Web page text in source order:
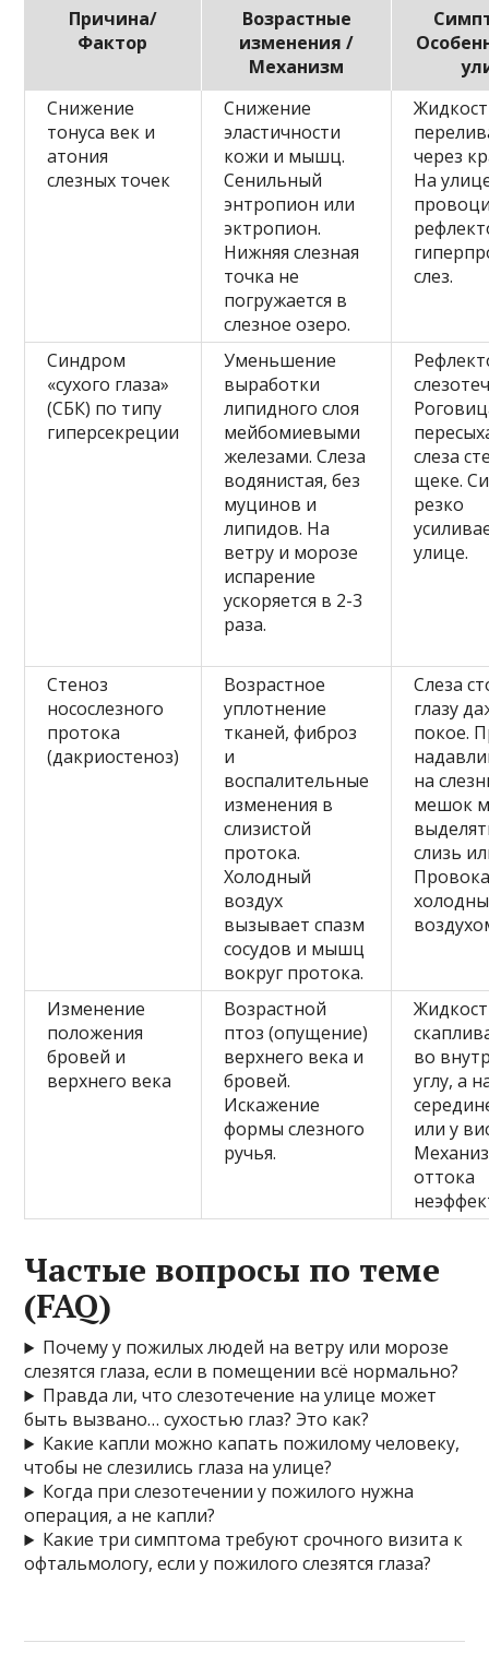
Причина/
Фактор
Возрастные
изменения /
Механизм
Снижение
тонуса век и
атония
слезных точек
Снижение
эластичности
кожи и мышц.
Сенильный
энтропион или
эктропион.
Нижняя слезная
точка не
погружается в
слезное озеро.
через
На
слез.
Синдром
«сухого глаза»
(СБК) по типу
гиперсекреции
Уменьшение
выработки
липидного слоя
мейбомиевыми
железами. Слеза
водянистая, без
муцинов и
липидов. На
ветру и морозе
испарение
ускоряется в 2-3
раза.
слеза
щеке.
резко
улице.
Стеноз
носослезного
протока
(дакриостеноз)
Возрастное
уплотнение
тканей, фиброз
и
воспалительные
изменения в
слизистой
протока.
Холодный
воздух
вызывает спазм
сосудов и мышц
вокруг протока.
Слеза
глазу
покое.
на
мешок
слизь
Изменение
положения
бровей и
верхнего века
Возрастной
птоз (опущение)
верхнего века и
бровей.
Искажение
формы слезного
ручья.
во
углу, а
или у
оттока
Частые вопросы по теме
(FAQ)
Почему у пожилых людей на ветру или морозе
слезятся глаза, если в помещении всё нормально?
Правда ли, что слезотечение на улице может
быть вызвано… сухостью глаз? Это как?
Какие капли можно капать пожилому человеку,
чтобы не слезились глаза на улице?
Когда при слезотечении у пожилого нужна
операция, а не капли?
Какие три симптома требуют срочного визита к
офтальмологу, если у пожилого слезятся глаза?